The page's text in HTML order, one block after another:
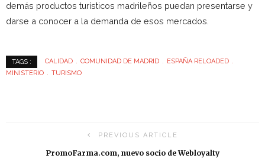
demás productos turísticos madrileños puedan presentarse y
darse a conocer a la demanda de esos mercados.
TAGS : CALIDAD COMUNIDAD DE MADRID
ESPAÑA RELOADED
MINISTERIO
TURISMO
PREVIOUS ARTICLE
PromoFarma.com, nuevo socio de Webloyalty